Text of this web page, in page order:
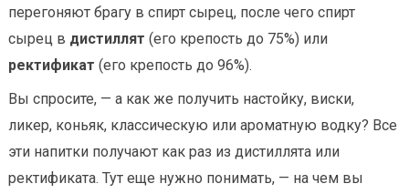
перегоняют брагу в спирт сырец, после чего спирт
сырец в дистиллят (его крепость до 75%) или
ректификат (его крепость до 96%).
Вы спросите, — а как же получить настойку, виски,
ликер, коньяк, классическую или ароматную водку? Все
эти напитки получают как раз из дистиллята или
ректификата. Тут еще нужно понимать, — на чем вы